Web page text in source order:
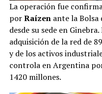
La operación fue
porRaízenante la Bolsa
desde su sede en
adquisición de la red de
y de los activos
controla en Argentina
1420 millones.